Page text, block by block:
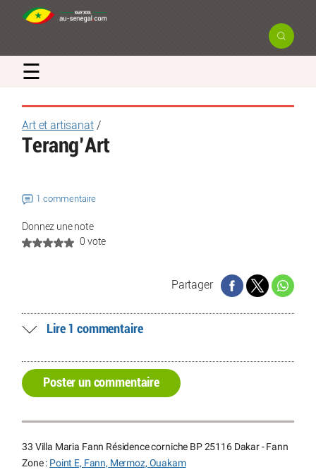
☰
Art et artisanat/
Terang’Art
1 commentaire
Donnez une note
0 vote
Partager
Lire 1 commentaire
Poster un commentaire
33 Villa Maria Fann Résidence corniche BP 25116 Dakar - Fann
Zone : Point E, Fann, Mermoz, Ouakam